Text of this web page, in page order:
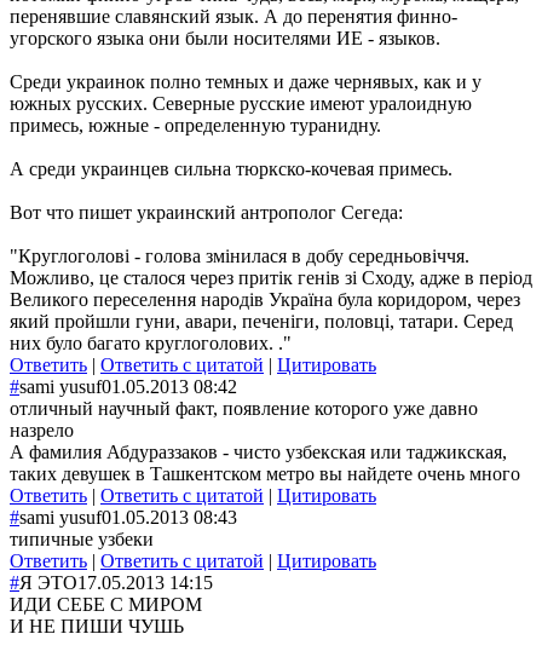
перенявшие славянский язык. А до перенятия финно-
угорского языка они были носителями ИЕ - языков.
Среди украинок полно темных и даже чернявых, как и у
южных русских. Северные русские имеют уралоидную
примесь, южные - определенную туранидну.
А среди украинцев сильна тюркско-кочевая примесь.
Вот что пишет украинский антрополог Сегеда:
"Круглоголові - голова змінилася в добу середньовіччя.
Можливо, це сталося через притік генів зі Сходу, адже в період
Великого переселення народів Україна була коридором, через
який пройшли гуни, авари, печеніги, половці, татари. Серед
них було багато круглоголових. ."
Ответить | Ответить с цитатой | Цитировать
#sami yusuf01.05.2013 08:42
отличный научный факт, появление которого уже давно
назрело
А фамилия Абдураззаков - чисто узбекская или таджикская,
таких девушек в Ташкентском метро вы найдете очень много
Ответить | Ответить с цитатой | Цитировать
#sami yusuf01.05.2013 08:43
типичные узбеки
Ответить | Ответить с цитатой | Цитировать
#Я ЭТО17.05.2013 14:15
ИДИ СЕБЕ С МИРОМ
И НЕ ПИШИ ЧУШЬ